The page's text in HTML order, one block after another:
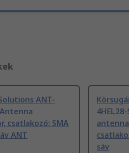
ANT-
csatlakozó: SMA
ANT
sáv